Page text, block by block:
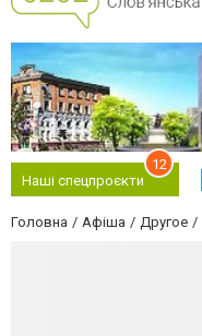
Наші спецпроєкти
12
Головна Афіша Другое